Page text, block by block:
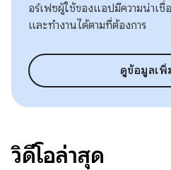
อร์เฟซผู้ใช้ของแอปมีความน่าเชื่
และทำงานได้ตามที่ต้องการ
ดูข้อมูลเพิ่
วิดีโอล่าสุด